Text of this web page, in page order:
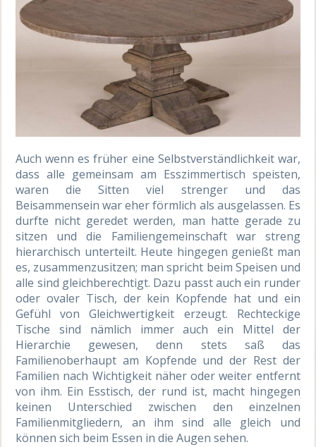
Auch wenn es früher eine Selbstverständlichkeit war,
dass alle gemeinsam am Esszimmertisch speisten,
waren die Sitten viel strenger und das
Beisammensein war eher förmlich als ausgelassen. Es
durfte nicht geredet werden, man hatte gerade zu
sitzen und die Familiengemeinschaft war streng
hierarchisch unterteilt. Heute hingegen genießt man
es, zusammenzusitzen; man spricht beim Speisen und
alle sind gleichberechtigt. Dazu passt auch ein runder
oder ovaler Tisch, der kein Kopfende hat und ein
Gefühl von Gleichwertigkeit erzeugt. Rechteckige
Tische sind nämlich immer auch ein Mittel der
Hierarchie gewesen, denn stets saß das
Familienoberhaupt am Kopfende und der Rest der
Familien nach Wichtigkeit näher oder weiter entfernt
von ihm. Ein Esstisch, der rund ist, macht hingegen
keinen Unterschied zwischen den einzelnen
Familienmitgliedern, an ihm sind alle gleich und
können sich beim Essen in die Augen sehen.